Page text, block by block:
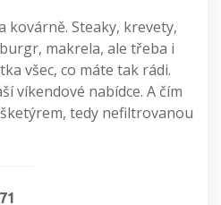
kovárně. Steaky, krevety,
makrela, ale třeba i
všec, co máte tak rádi.
víkendové nabídce. A čím
tedy nefiltrovanou